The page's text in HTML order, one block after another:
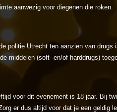
aanwezig voor diegenen die roken.
politie Utrecht ten aanzien van
middelen (soft- en/of harddrugs)
voor dit evenement is 18 jaar. Bij
er dus altijd voor dat je een geldig